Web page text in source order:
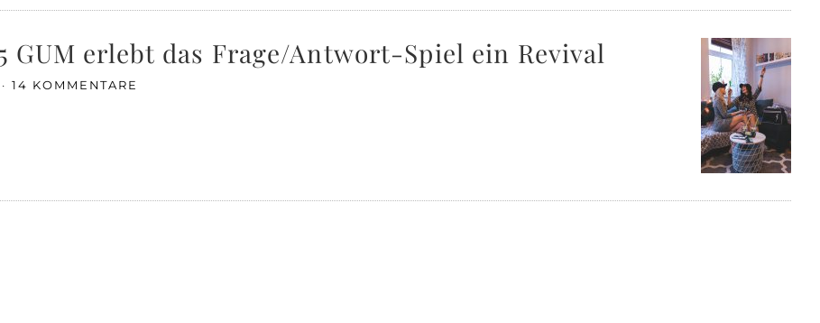
GUM erlebt das Frage/Antwort-Spiel ein Revival
14 KOMMENTARE